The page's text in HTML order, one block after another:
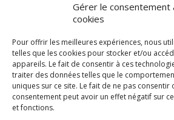
Gérer le consentement
cookies
Pour offrir les meilleures expériences, nous
telles que les cookies pour stocker et/ou
appareils. Le fait de consentir à ces
traiter des données telles que le
uniques sur ce site. Le fait de ne pas
consentement peut avoir un effet négatif sur
et fonctions.